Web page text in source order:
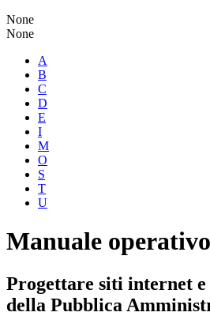
None
None
A
B
C
D
E
I
M
O
S
T
U
Manuale
Progettare siti internet
della Pubblica